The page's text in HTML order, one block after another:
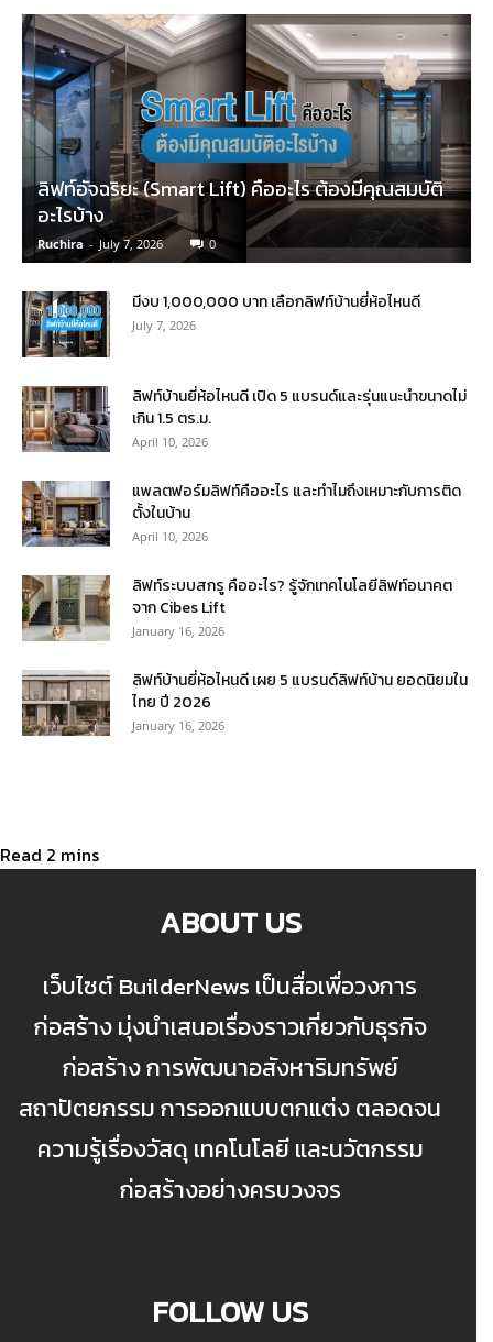
ลิฟท์อัจฉริยะ (Smart Lift) คืออะไร ต้องมีคุณสมบัติ
อะไรบ้าง
Ruchira - July 7, 2026 0
มีงบ 1,000,000 บาท เลือกลิฟท์บ้านยี่ห้อไหนดี
July 7, 2026
ลิฟท์บ้านยี่ห้อไหนดี เปิด 5 แบรนด์และรุ่นแนะนำขนาดไม่
เกิน 1.5 ตร.ม.
April 10, 2026
แพลตฟอร์มลิฟท์คืออะไร และทำไมถึงเหมาะกับการติด
ตั้งในบ้าน
April 10, 2026
ลิฟท์ระบบสกรู คืออะไร? รู้จักเทคโนโลยีลิฟท์อนาคต
จาก Cibes Lift
January 16, 2026
ลิฟท์บ้านยี่ห้อไหนดี เผย 5 แบรนด์ลิฟท์บ้าน ยอดนิยมใน
ไทย ปี 2026
January 16, 2026
ABOUT US
เว็บไซต์ BuilderNews เป็นสื่อเพื่อวงการ
ก่อสร้าง มุ่งนำเสนอเรื่องราวเกี่ยวกับธุรกิจ
ก่อสร้าง การพัฒนาอสังหาริมทรัพย์
สถาปัตยกรรม การออกแบบตกแต่ง ตลอดจน
ความรู้เรื่องวัสดุ เทคโนโลยี และนวัตกรรม
ก่อสร้างอย่างครบวงจร
FOLLOW US